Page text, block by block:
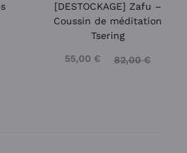
[DESTOCKAGE] Zafu –
Coussin de méditation
Tsering
82,00€
55,00 €